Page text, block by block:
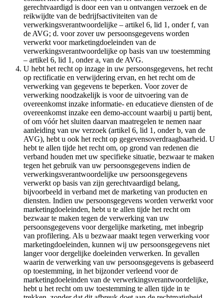
gerechtvaardigd is door een van u ontvangen verzoek en de
reikwijdte van de bedrijfsactiviteiten van de
verwerkingsverantwoordelijke – artikel 6, lid 1, onder f, van
de AVG; d. voor zover uw persoonsgegevens worden
verwerkt voor marketingdoeleinden van de
verwerkingsverantwoordelijke op basis van uw toestemming
– artikel 6, lid 1, onder a, van de AVG.
U hebt het recht op inzage in uw persoonsgegevens, het recht
op rectificatie en verwijdering ervan, en het recht om de
verwerking van gegevens te beperken. Voor zover de
verwerking noodzakelijk is voor de uitvoering van de
overeenkomst inzake informatie- en educatieve diensten of de
overeenkomst inzake een demo-account waarbij u partij bent,
of om vóór het sluiten daarvan maatregelen te nemen naar
aanleiding van uw verzoek (artikel 6, lid 1, onder b, van de
AVG), hebt u ook het recht op gegevensoverdraagbaarheid. U
hebt te allen tijde het recht om, op grond van redenen die
verband houden met uw specifieke situatie, bezwaar te maken
tegen het gebruik van uw persoonsgegevens indien de
verwerkingsverantwoordelijke uw persoonsgegevens
verwerkt op basis van zijn gerechtvaardigd belang,
bijvoorbeeld in verband met de marketing van producten en
diensten. Indien uw persoonsgegevens worden verwerkt voor
marketingdoeleinden, hebt u te allen tijde het recht om
bezwaar te maken tegen de verwerking van uw
persoonsgegevens voor dergelijke marketing, met inbegrip
van profilering. Als u bezwaar maakt tegen verwerking voor
marketingdoeleinden, kunnen wij uw persoonsgegevens niet
langer voor dergelijke doeleinden verwerken. In gevallen
waarin de verwerking van uw persoonsgegevens is gebaseerd
op toestemming, in het bijzonder verleend voor de
marketingdoeleinden van de verwerkingsverantwoordelijke,
hebt u het recht om uw toestemming te allen tijde in te